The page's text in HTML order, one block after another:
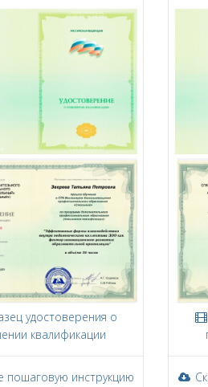
удостоверения о
квалификации
пошаговую инструкцию